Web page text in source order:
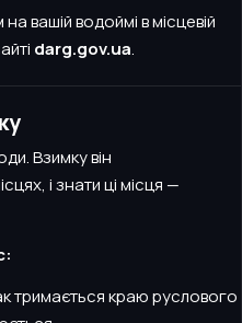
вашій водоймі в місцевій
darg.gov.ua.
Взимку він
і знати ці місця —
тримається краю руслового